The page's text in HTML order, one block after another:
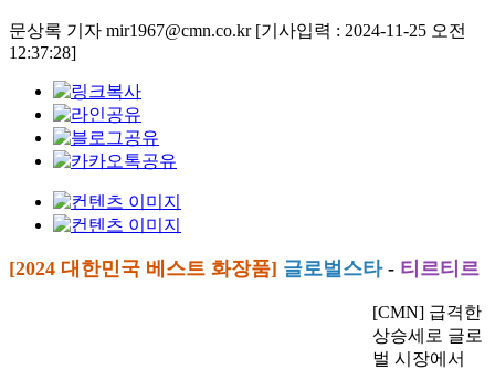
문상록 기자 mir1967@cmn.co.kr [기사입력 : 2024-11-25 오전
12:37:28]
[2024 대한민국 베스트 화장품] 글로벌스타 - 티르티르
[CMN] 급격한
상승세로 글로
벌 시장에서